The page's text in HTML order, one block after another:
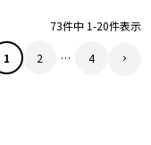
73件中 1-20件表示
1 2 … 4